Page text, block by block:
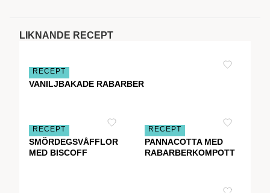
LIKNANDE RECEPT
RECEPT
VANILJBAKADE RABARBER
RECEPT
SMÖRDEGSVÅFFLOR
MED BISCOFF
RECEPT
PANNACOTTA MED
RABARBERKOMPOTT